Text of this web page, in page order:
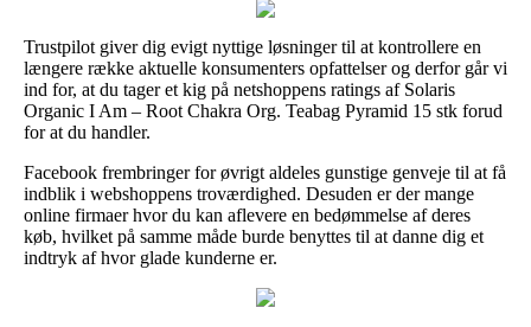
Trustpilot giver dig evigt nyttige løsninger til at kontrollere en
længere række aktuelle konsumenters opfattelser og derfor går vi
ind for, at du tager et kig på netshoppens ratings af Solaris
Organic I Am – Root Chakra Org. Teabag Pyramid 15 stk forud
for at du handler.
Facebook frembringer for øvrigt aldeles gunstige genveje til at få
indblik i webshoppens troværdighed. Desuden er der mange
online firmaer hvor du kan aflevere en bedømmelse af deres
køb, hvilket på samme måde burde benyttes til at danne dig et
indtryk af hvor glade kunderne er.